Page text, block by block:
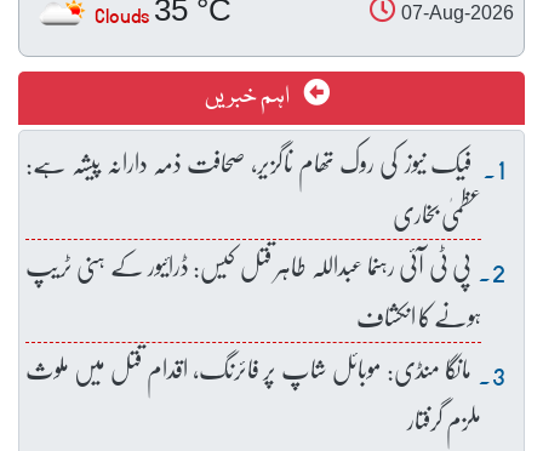
07-Aug-2026
35 °C
Clouds
اہم خبریں
فیک نیوز کی روک تھام ناگزیر، صحافت ذمہ دارانہ پیشہ ہے:
عظمیٰ بخاری
پی ٹی آئی رہنما عبداللہ طاہر قتل کیس: ڈرائیور کے ہنی ٹریپ
ہونے کا انکشاف
مانگا منڈی: موبائل شاپ پر فائرنگ، اقدام قتل میں ملوث
ملزم گرفتار